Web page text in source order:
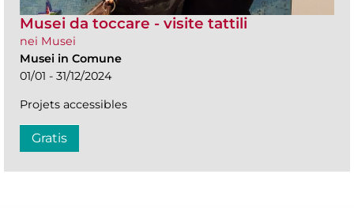
Musei da toccare - visite tattili
nei Musei
Musei in Comune
01/01 - 31/12/2024
Projets accessibles
Gratis